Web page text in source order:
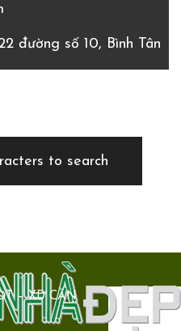
đường số 10, Bình Tân
– XD CĂN